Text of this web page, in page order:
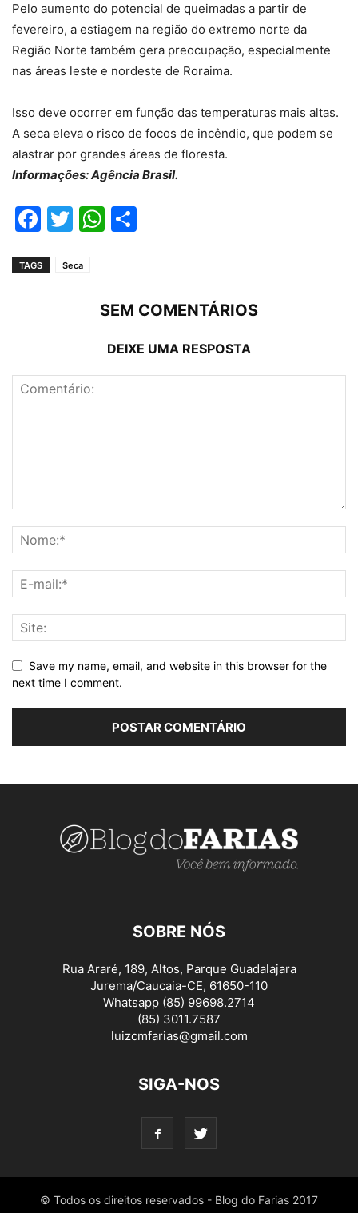
Pelo aumento do potencial de queimadas a partir de
fevereiro, a estiagem na região do extremo norte da
Região Norte também gera preocupação, especialmente
nas áreas leste e nordeste de Roraima.
Isso deve ocorrer em função das temperaturas mais altas.
A seca eleva o risco de focos de incêndio, que podem se
alastrar por grandes áreas de floresta.
Informações: Agência Brasil.
Facebook
TwitterWhatsApp
TAGS Seca
SEM COMENTÁRIOS
DEIXE UMA RESPOSTA
Save my name, email, and website in this browser for the
next time I comment.
SOBRE NÓS
Rua Araré, 189, Altos, Parque Guadalajara
Jurema/Caucaia-CE, 61650-110
Whatsapp (85) 99698.2714
(85) 3011.7587
luizcmfarias@gmail.com
SIGA-NOS
© Todos os direitos reservados - Blog do Farias 2017